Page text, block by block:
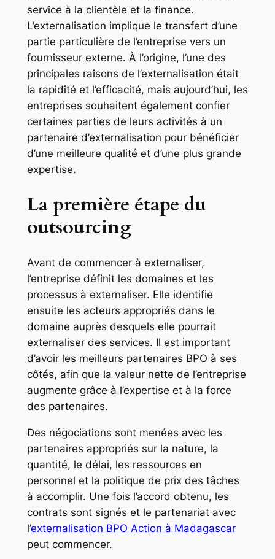
service à la clientèle et la finance.
L’externalisation implique le transfert d’une
partie particulière de l’entreprise vers un
fournisseur externe. À l’origine, l’une des
principales raisons de l’externalisation était
la rapidité et l’efficacité, mais aujourd’hui, les
entreprises souhaitent également confier
certaines parties de leurs activités à un
partenaire d’externalisation pour bénéficier
d’une meilleure qualité et d’une plus grande
expertise.
La première étape du
outsourcing
Avant de commencer à externaliser,
l’entreprise définit les domaines et les
processus à externaliser. Elle identifie
ensuite les acteurs appropriés dans le
domaine auprès desquels elle pourrait
externaliser des services. Il est important
d’avoir les meilleurs partenaires BPO à ses
côtés, afin que la valeur nette de l’entreprise
augmente grâce à l’expertise et à la force
des partenaires.
Des négociations sont menées avec les
partenaires appropriés sur la nature, la
quantité, le délai, les ressources en
personnel et la politique de prix des tâches
à accomplir. Une fois l’accord obtenu, les
contrats sont signés et le partenariat avec
l’externalisation BPO Action à Madagascar
peut commencer.